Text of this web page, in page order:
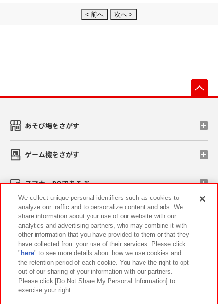
< 前へ 次へ >
あそび場をさがす
ゲーム機をさがす
スマホ・PCであそぶ
イベント・キャンペーン
関連会社 サステナビリティ サイトポリシー
プライバシーポリシー ウェブアクセシビリティ方針と検証結果
お取引先さまとともに
We collect unique personal identifiers such as cookies to
analyze our traffic and to personalize content and ads. We
share information about your use of our website with our
analytics and advertising partners, who may combine it with
other information that you have provided to them or that they
have collected from your use of their services. Please click
" here" to see more details about how we use cookies and
the retention period of each cookie. You have the right to opt
out of our sharing of your information with our partners.
Please click [Do Not Share My Personal Information] to
exercise your right.